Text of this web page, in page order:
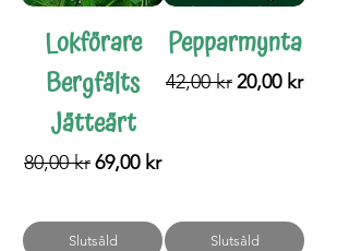
Lokförare
Bergfälts
Jätteärt
Ordinarie pris
80,00 krReapris
69,00 kr
Slutsåld
Pepparmynta
Ordinarie pris
42,00 krReapris
20,00 kr
Slutsåld